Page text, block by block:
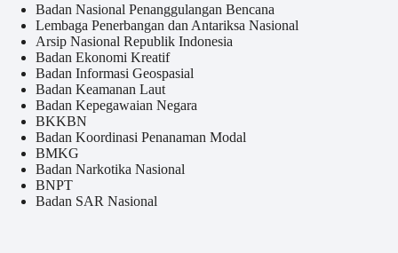
Badan Nasional Penanggulangan Bencana
Lembaga Penerbangan dan Antariksa Nasional
Arsip Nasional Republik Indonesia
Badan Ekonomi Kreatif
Badan Informasi Geospasial
Badan Keamanan Laut
Badan Kepegawaian Negara
BKKBN
Badan Koordinasi Penanaman Modal
BMKG
Badan Narkotika Nasional
BNPT
Badan SAR Nasional